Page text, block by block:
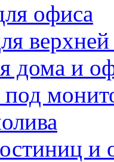
офиса
дома и
под